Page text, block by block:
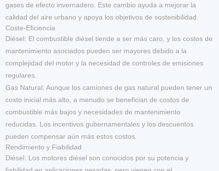
gases de efecto invernadero. Este cambio ayuda a mejorar la
calidad del aire urbano y apoya los objetivos de sostenibilidad.
Coste-Eficiencia
Diésel: El combustible diésel tiende a ser más caro, y los costos de
mantenimiento asociados pueden ser mayores debido a la
complejidad del motor y la necesidad de controles de emisiones
regulares.
Gas Natural: Aunque los camiones de gas natural pueden tener un
costo inicial más alto, a menudo se benefician de costos de
combustible más bajos y necesidades de mantenimiento
reducidas. Los incentivos gubernamentales y los descuentos
pueden compensar aún más estos costos.
Rendimiento y Fiabilidad
Diésel: Los motores diésel son conocidos por su potencia y